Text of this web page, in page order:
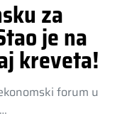
za
je na
kreveta!
forum u